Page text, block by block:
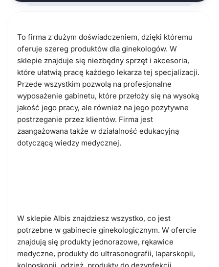
To firma z dużym doświadczeniem, dzięki któremu
oferuje szereg produktów dla ginekologów. W
sklepie znajduje się niezbędny sprzęt i akcesoria,
które ułatwią pracę każdego lekarza tej specjalizacji.
Przede wszystkim pozwolą na profesjonalne
wyposażenie gabinetu, które przełoży się na wysoką
jakość jego pracy, ale również na jego pozytywne
postrzeganie przez klientów. Firma jest
zaangażowana także w działalność edukacyjną
dotyczącą wiedzy medycznej.
W sklepie Albis znajdziesz wszystko, co jest
potrzebne w gabinecie ginekologicznym. W ofercie
znajdują się produkty jednorazowe, rękawice
medyczne, produkty do ultrasonografii, laparskopii,